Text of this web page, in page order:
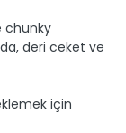
chunky
deri ceket ve
için